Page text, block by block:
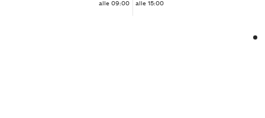
alle 09:00 alle 15:00